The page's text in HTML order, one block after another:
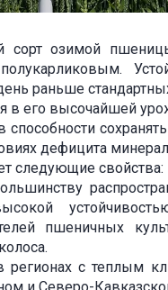
сорт озимой
раньше
в его высочайшей
способности
дефицита
следующие свойства:
пшеничных
регионах с теплым